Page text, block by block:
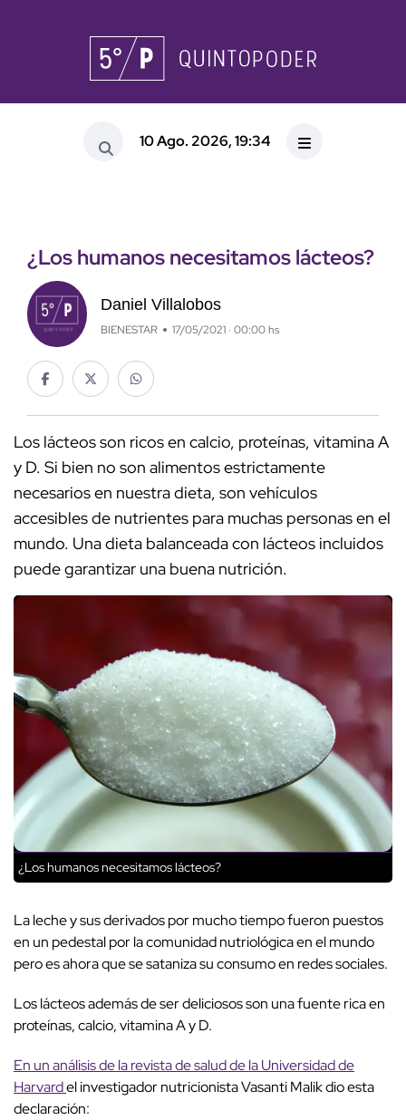
10 Ago. 2026, 19:34
¿Los humanos necesitamos lácteos?
Daniel Villalobos
BIENESTAR 17/05/2021 · 00:00 hs
Los lácteos son ricos en calcio, proteínas, vitamina A
y D. Si bien no son alimentos estrictamente
necesarios en nuestra dieta, son vehículos
accesibles de nutrientes para muchas personas en el
mundo. Una dieta balanceada con lácteos incluidos
puede garantizar una buena nutrición.
¿Los humanos necesitamos lácteos?
La leche y sus derivados por mucho tiempo fueron puestos
en un pedestal por la comunidad nutriológica en el mundo
pero es ahora que se sataniza su consumo en redes sociales.
Los lácteos además de ser deliciosos son una fuente rica en
proteínas, calcio, vitamina A y D.
En un análisis de la revista de salud de la Universidad de
Harvardel investigador nutricionista Vasanti Malik dio esta
declaración: